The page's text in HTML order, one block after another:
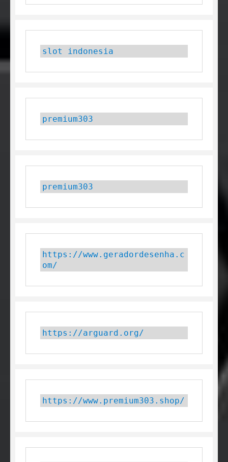
slot indonesia
premium303
premium303
https://www.geradordesenha.c
om/
https://arguard.org/
https://www.premium303.shop/